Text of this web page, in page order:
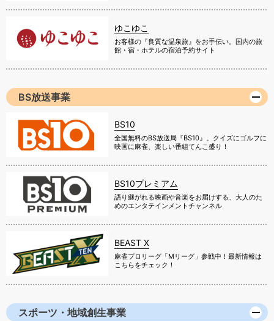
ゆこゆこ
お客様の『良質な温泉旅』をお手伝い。国内の旅
館・宿・ホテルの宿泊予約サイト
BS放送事業
BS10
全国無料のBS放送局『BS10』。クイズにゴルフに
映画に麻雀、楽しい番組てんこ盛り！
BS10プレミアム
語り継がれる映画や音楽をお届けする、大人のた
めのエンタテインメントチャンネル
BEAST X
麻雀プロリーグ「Mリーグ」参戦中！最新情報は
こちらをチェック！
スポーツ・地域創生事業